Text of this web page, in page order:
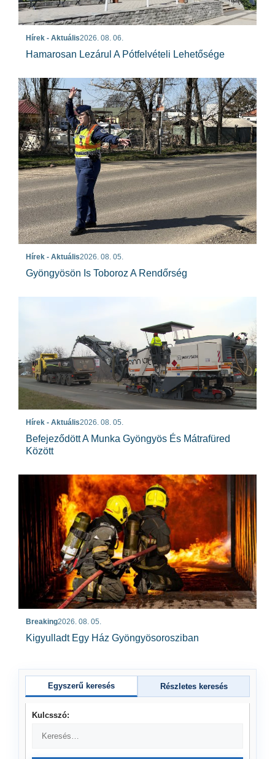
Hírek - Aktuális2026. 08. 06.
Hamarosan Lezárul A Pótfelvételi Lehetősége
Hírek - Aktuális2026. 08. 05.
Gyöngyösön Is Toboroz A Rendőrség
Hírek - Aktuális2026. 08. 05.
Befejeződött A Munka Gyöngyös És Mátrafüred
Között
Breaking2026. 08. 05.
Kigyulladt Egy Ház Gyöngyösorosziban
Egyszerű keresés Részletes keresés
Kulcsszó: